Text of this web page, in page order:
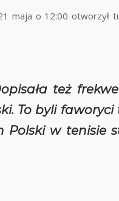
maja o 12:00 otworzył
też
To byli
w tenisie